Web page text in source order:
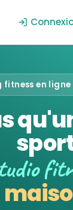
en ligne